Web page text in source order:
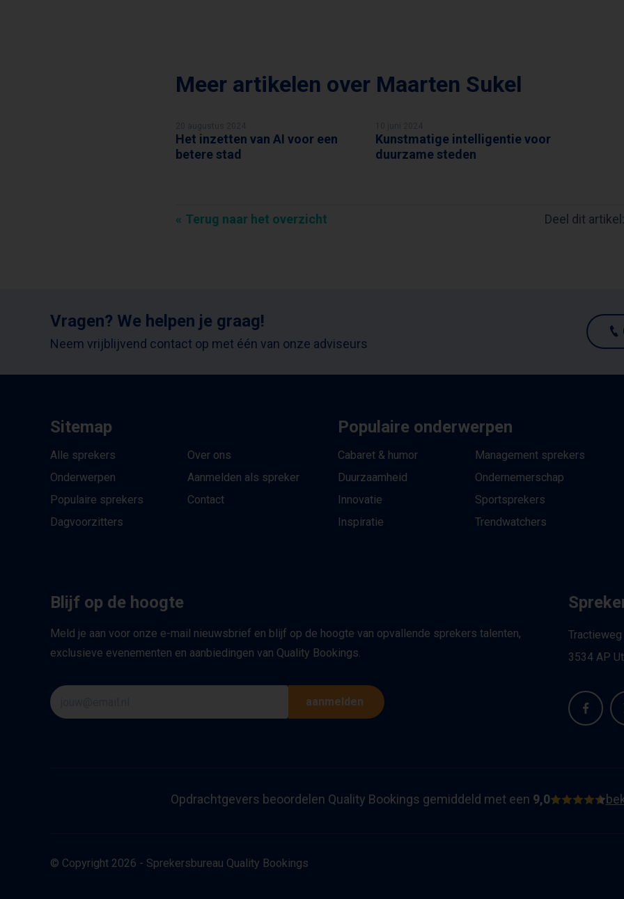
Meer artikelen over Maarten Sukel
MAARTEN SUKEL
Het inzetten van AI voor een
betere stad
MAARTEN SUKEL
Kunstmatige intelligentie voor
duurzame steden
Terug naar het overzicht Deel dit artikel:
Vragen? We helpen je graag!
Neem vrijblijvend contact op met één van onze adviseurs
Sitemap
Alle sprekers
Onderwerpen
Populaire sprekers
Dagvoorzitters
Over ons
Aanmelden als spreker
Contact
Populaire onderwerpen
Cabaret & humor
Duurzaamheid
Innovatie
Inspiratie
Management sprekers
Ondernemerschap
Sportsprekers
Trendwatchers
Blijf op de hoogte
Meld je aan voor onze e-mail nieuwsbrief en blijf op de hoogte van opvallende sprekers talenten,
exclusieve evenementen en aanbiedingen van Quality Bookings.
aanmelden
Tractieweg
3534 AP
Opdrachtgevers beoordelen Quality Bookings gemiddeld met een 9,0
© Copyright 2026 - Sprekersbureau Quality Bookings